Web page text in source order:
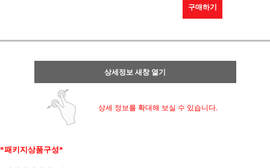
구매하기
상세정보 새창 열기
상세 정보를 확대해 보실 수 있습니다.
*패키지상품구성*